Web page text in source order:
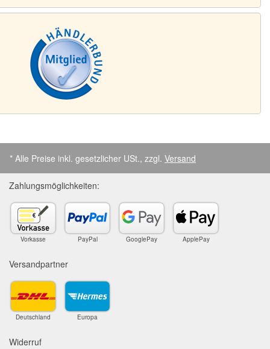
* Alle Preise inkl. gesetzlicher USt., zzgl. Versand
Zahlungsmöglichkeiten:
Vorkasse PayPal GooglePay ApplePay
Versandpartner
Deutschland Europa
Widerruf